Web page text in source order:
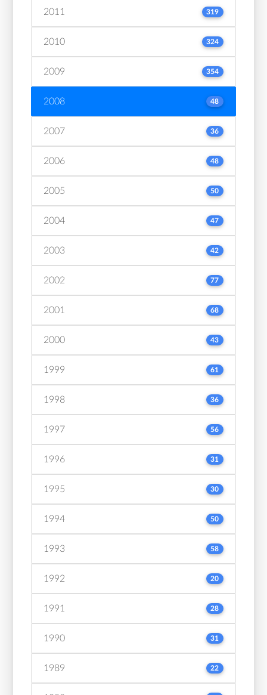
2011 319
2010 324
2009 354
2008 48
2007 36
2006 48
2005 50
2004 47
2003 42
2002 77
2001 68
2000 43
1999 61
1998 36
1997 56
1996 31
1995 30
1994 50
1993 58
1992 20
1991 28
1990 31
1989 22